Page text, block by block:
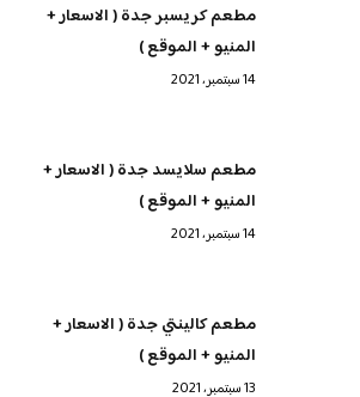
مطعم كريسبر جدة ( الاسعار +
المنيو + الموقع )
14 سبتمبر، 2021
مطعم سلايسد جدة ( الاسعار +
المنيو + الموقع )
14 سبتمبر، 2021
مطعم كالينتي جدة ( الاسعار +
المنيو + الموقع )
13 سبتمبر، 2021